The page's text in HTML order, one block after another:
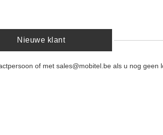
Nieuwe klant
of met sales@mobitel.be als u nog geen